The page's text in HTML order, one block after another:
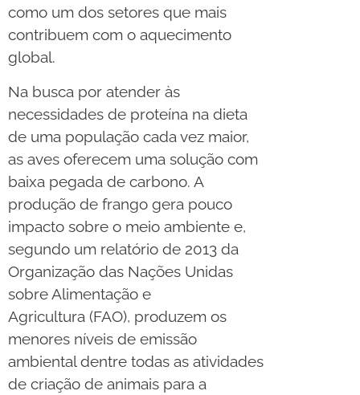
como um dos setores que mais
contribuem com o aquecimento
global.
Na busca por atender às
necessidades de proteína na dieta
de uma população cada vez maior,
as aves oferecem uma solução com
baixa pegada de carbono. A
produção de frango gera pouco
impacto sobre o meio ambiente e,
segundo um relatório de 2013 da
Organização das Nações Unidas
sobre Alimentação e
Agricultura (FAO), produzem os
menores níveis de emissão
ambiental dentre todas as atividades
de criação de animais para a